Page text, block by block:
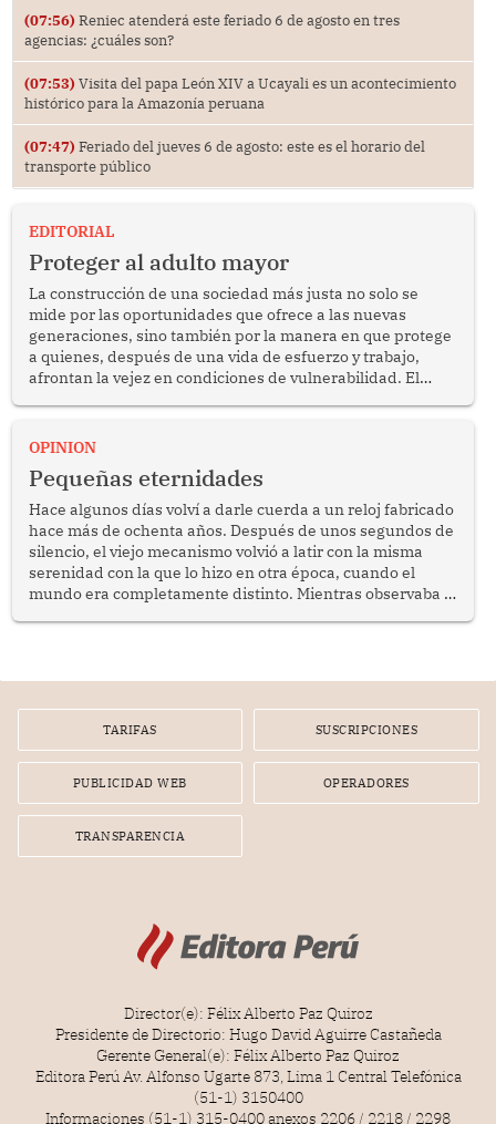
(07:56) Reniec atenderá este feriado 6 de agosto en tres
agencias: ¿cuáles son?
(07:53) Visita del papa León XIV a Ucayali es un acontecimiento
histórico para la Amazonía peruana
(07:47) Feriado del jueves 6 de agosto: este es el horario del
transporte público
EDITORIAL
Proteger al adulto mayor
La construcción de una sociedad más justa no solo se
mide por las oportunidades que ofrece a las nuevas
generaciones, sino también por la manera en que protege
a quienes, después de una vida de esfuerzo y trabajo,
afrontan la vejez en condiciones de vulnerabilidad. El
bimestrales el subsidio que reciben los beneficiarios del
reflexionar sobre la importancia de fortalecer las políticas
públicas dirigidas a los adultos mayores en pobreza.
OPINION
Pequeñas eternidades
Hace algunos días volví a darle cuerda a un reloj fabricado
hace más de ochenta años. Después de unos segundos de
silencio, el viejo mecanismo volvió a latir con la misma
serenidad con la que lo hizo en otra época, cuando el
mundo era completamente distinto. Mientras observaba el
TARIFAS SUSCRIPCIONES
PUBLICIDAD WEB OPERADORES
TRANSPARENCIA
Director(e): Félix Alberto Paz Quiroz
Presidente de Directorio: Hugo David Aguirre Castañeda
Gerente General(e): Félix Alberto Paz Quiroz
Editora Perú Av. Alfonso Ugarte 873, Lima 1 Central Telefónica
(51-1) 3150400
Informaciones (51-1) 315-0400 anexos 2206 / 2218 / 2298